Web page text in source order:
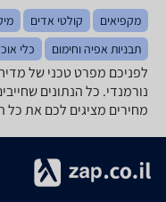
מקפיאים קולטי אדים
תבניות אפיה וחימום
כלי
נורמנדי. כל הנתונים
מחירים מציגים לכם את כל